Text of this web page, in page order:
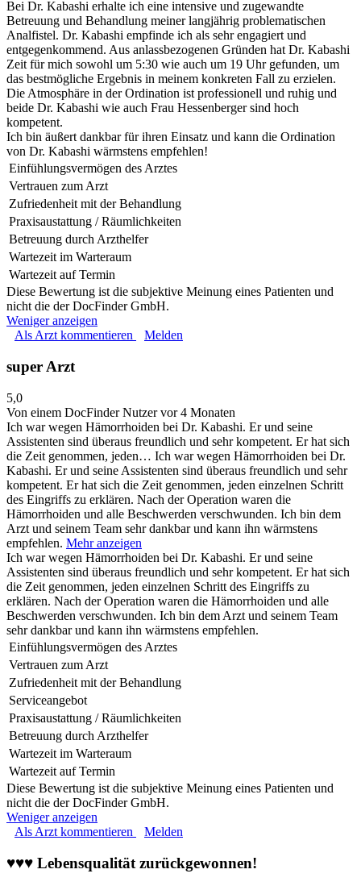
Bei Dr. Kabashi erhalte ich eine intensive und zugewandte
Betreuung und Behandlung meiner langjährig problematischen
Analfistel. Dr. Kabashi empfinde ich als sehr engagiert und
entgegenkommend. Aus anlassbezogenen Gründen hat Dr. Kabashi
Zeit für mich sowohl um 5:30 wie auch um 19 Uhr gefunden, um
das bestmögliche Ergebnis in meinem konkreten Fall zu erzielen.
Die Atmosphäre in der Ordination ist professionell und ruhig und
beide Dr. Kabashi wie auch Frau Hessenberger sind hoch
kompetent.
Ich bin äußert dankbar für ihren Einsatz und kann die Ordination
von Dr. Kabashi wärmstens empfehlen!
Einfühlungsvermögen des Arztes
Vertrauen zum Arzt
Zufriedenheit mit der Behandlung
Praxisaustattung / Räumlichkeiten
Betreuung durch Arzthelfer
Wartezeit im Warteraum
Wartezeit auf Termin
Diese Bewertung ist die subjektive Meinung eines Patienten und
nicht die der DocFinder GmbH.
Weniger anzeigen
Als Arzt kommentieren
Melden
super Arzt
5,0
Von einem DocFinder Nutzervor 4 Monaten
Ich war wegen Hämorrhoiden bei Dr. Kabashi. Er und seine
Assistenten sind überaus freundlich und sehr kompetent. Er hat sich
die Zeit genommen, jeden… Ich war wegen Hämorrhoiden bei Dr.
Kabashi. Er und seine Assistenten sind überaus freundlich und sehr
kompetent. Er hat sich die Zeit genommen, jeden einzelnen Schritt
des Eingriffs zu erklären. Nach der Operation waren die
Hämorrhoiden und alle Beschwerden verschwunden. Ich bin dem
Arzt und seinem Team sehr dankbar und kann ihn wärmstens
empfehlen. Mehr anzeigen
Ich war wegen Hämorrhoiden bei Dr. Kabashi. Er und seine
Assistenten sind überaus freundlich und sehr kompetent. Er hat sich
die Zeit genommen, jeden einzelnen Schritt des Eingriffs zu
erklären. Nach der Operation waren die Hämorrhoiden und alle
Beschwerden verschwunden. Ich bin dem Arzt und seinem Team
sehr dankbar und kann ihn wärmstens empfehlen.
Einfühlungsvermögen des Arztes
Vertrauen zum Arzt
Zufriedenheit mit der Behandlung
Serviceangebot
Praxisaustattung / Räumlichkeiten
Betreuung durch Arzthelfer
Wartezeit im Warteraum
Wartezeit auf Termin
Diese Bewertung ist die subjektive Meinung eines Patienten und
nicht die der DocFinder GmbH.
Weniger anzeigen
Als Arzt kommentieren
Melden
♥♥♥ Lebensqualität zurückgewonnen!